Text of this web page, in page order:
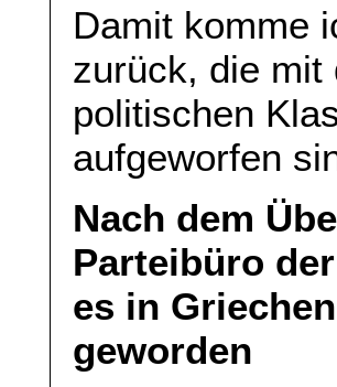
Damit komme
zurück, die mit
politischen
aufgeworfen
Nach dem
Parteibüro
es in
geworden